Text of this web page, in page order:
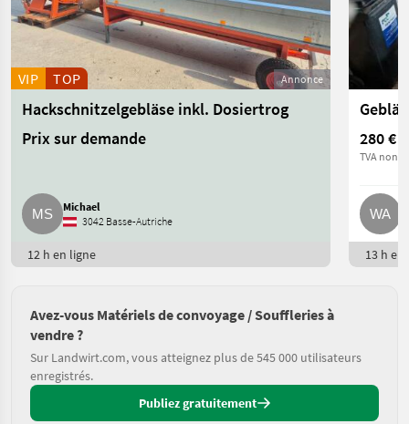
Annonce
VIP TOP
Hackschnitzelgebläse inkl. Dosiertrog
Prix sur demande
Michael
3042 Basse-Autriche
12 h en ligne
280 €
TVA non
13 h en
Avez-vous Matériels de convoyage / Souffleries à
vendre ?
Sur Landwirt.com, vous atteignez plus de 545 000 utilisateurs
enregistrés.
Publiez gratuitement